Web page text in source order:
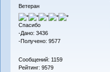
Ветеран
Спасибо
-Дано: 3436
-Получено: 9577
Сообщений: 1159
Рейтинг: 9579